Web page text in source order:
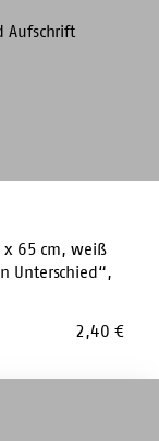
65 cm, weiß
Unterschied“,
2,40€